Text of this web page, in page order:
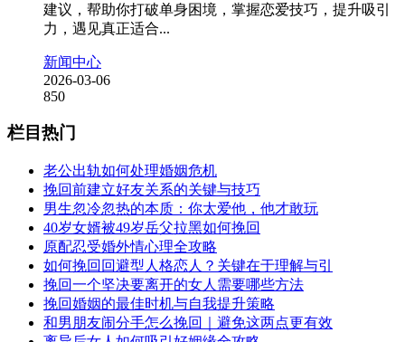
建议，帮助你打破单身困境，掌握恋爱技巧，提升吸引
力，遇见真正适合...
新闻中心
2026-03-06
850
栏目热门
老公出轨如何处理婚姻危机
挽回前建立好友关系的关键与技巧
男生忽冷忽热的本质：你太爱他，他才敢玩
40岁女婿被49岁岳父拉黑如何挽回
原配忍受婚外情心理全攻略
如何挽回回避型人格恋人？关键在于理解与引
挽回一个坚决要离开的女人需要哪些方法
挽回婚姻的最佳时机与自我提升策略
和男朋友闹分手怎么挽回｜避免这两点更有效